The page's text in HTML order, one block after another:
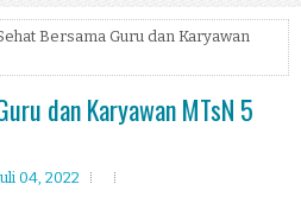
Bersama Guru dan Karyawan
dan Karyawan MTsN 5
04, 2022